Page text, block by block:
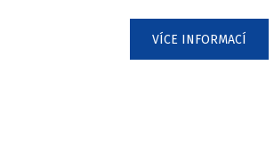
VÍCE INFORMACÍ